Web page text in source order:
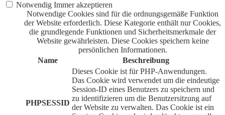
Notwendig Immer akzeptieren
Notwendige Cookies sind für die ordnungsgemäße Funktion
der Website erforderlich. Diese Kategorie enthält nur Cookies,
die grundlegende Funktionen und Sicherheitsmerkmale der
Website gewährleisten. Diese Cookies speichern keine
persönlichen Informationen.
Name
Beschreibung
PHPSESSID
Dieses Cookie ist für PHP-Anwendungen.
Das Cookie wird verwendet um die eindeutige
Session-ID eines Benutzers zu speichern und
zu identifizieren um die Benutzersitzung auf
der Website zu verwalten. Das Cookie ist ein